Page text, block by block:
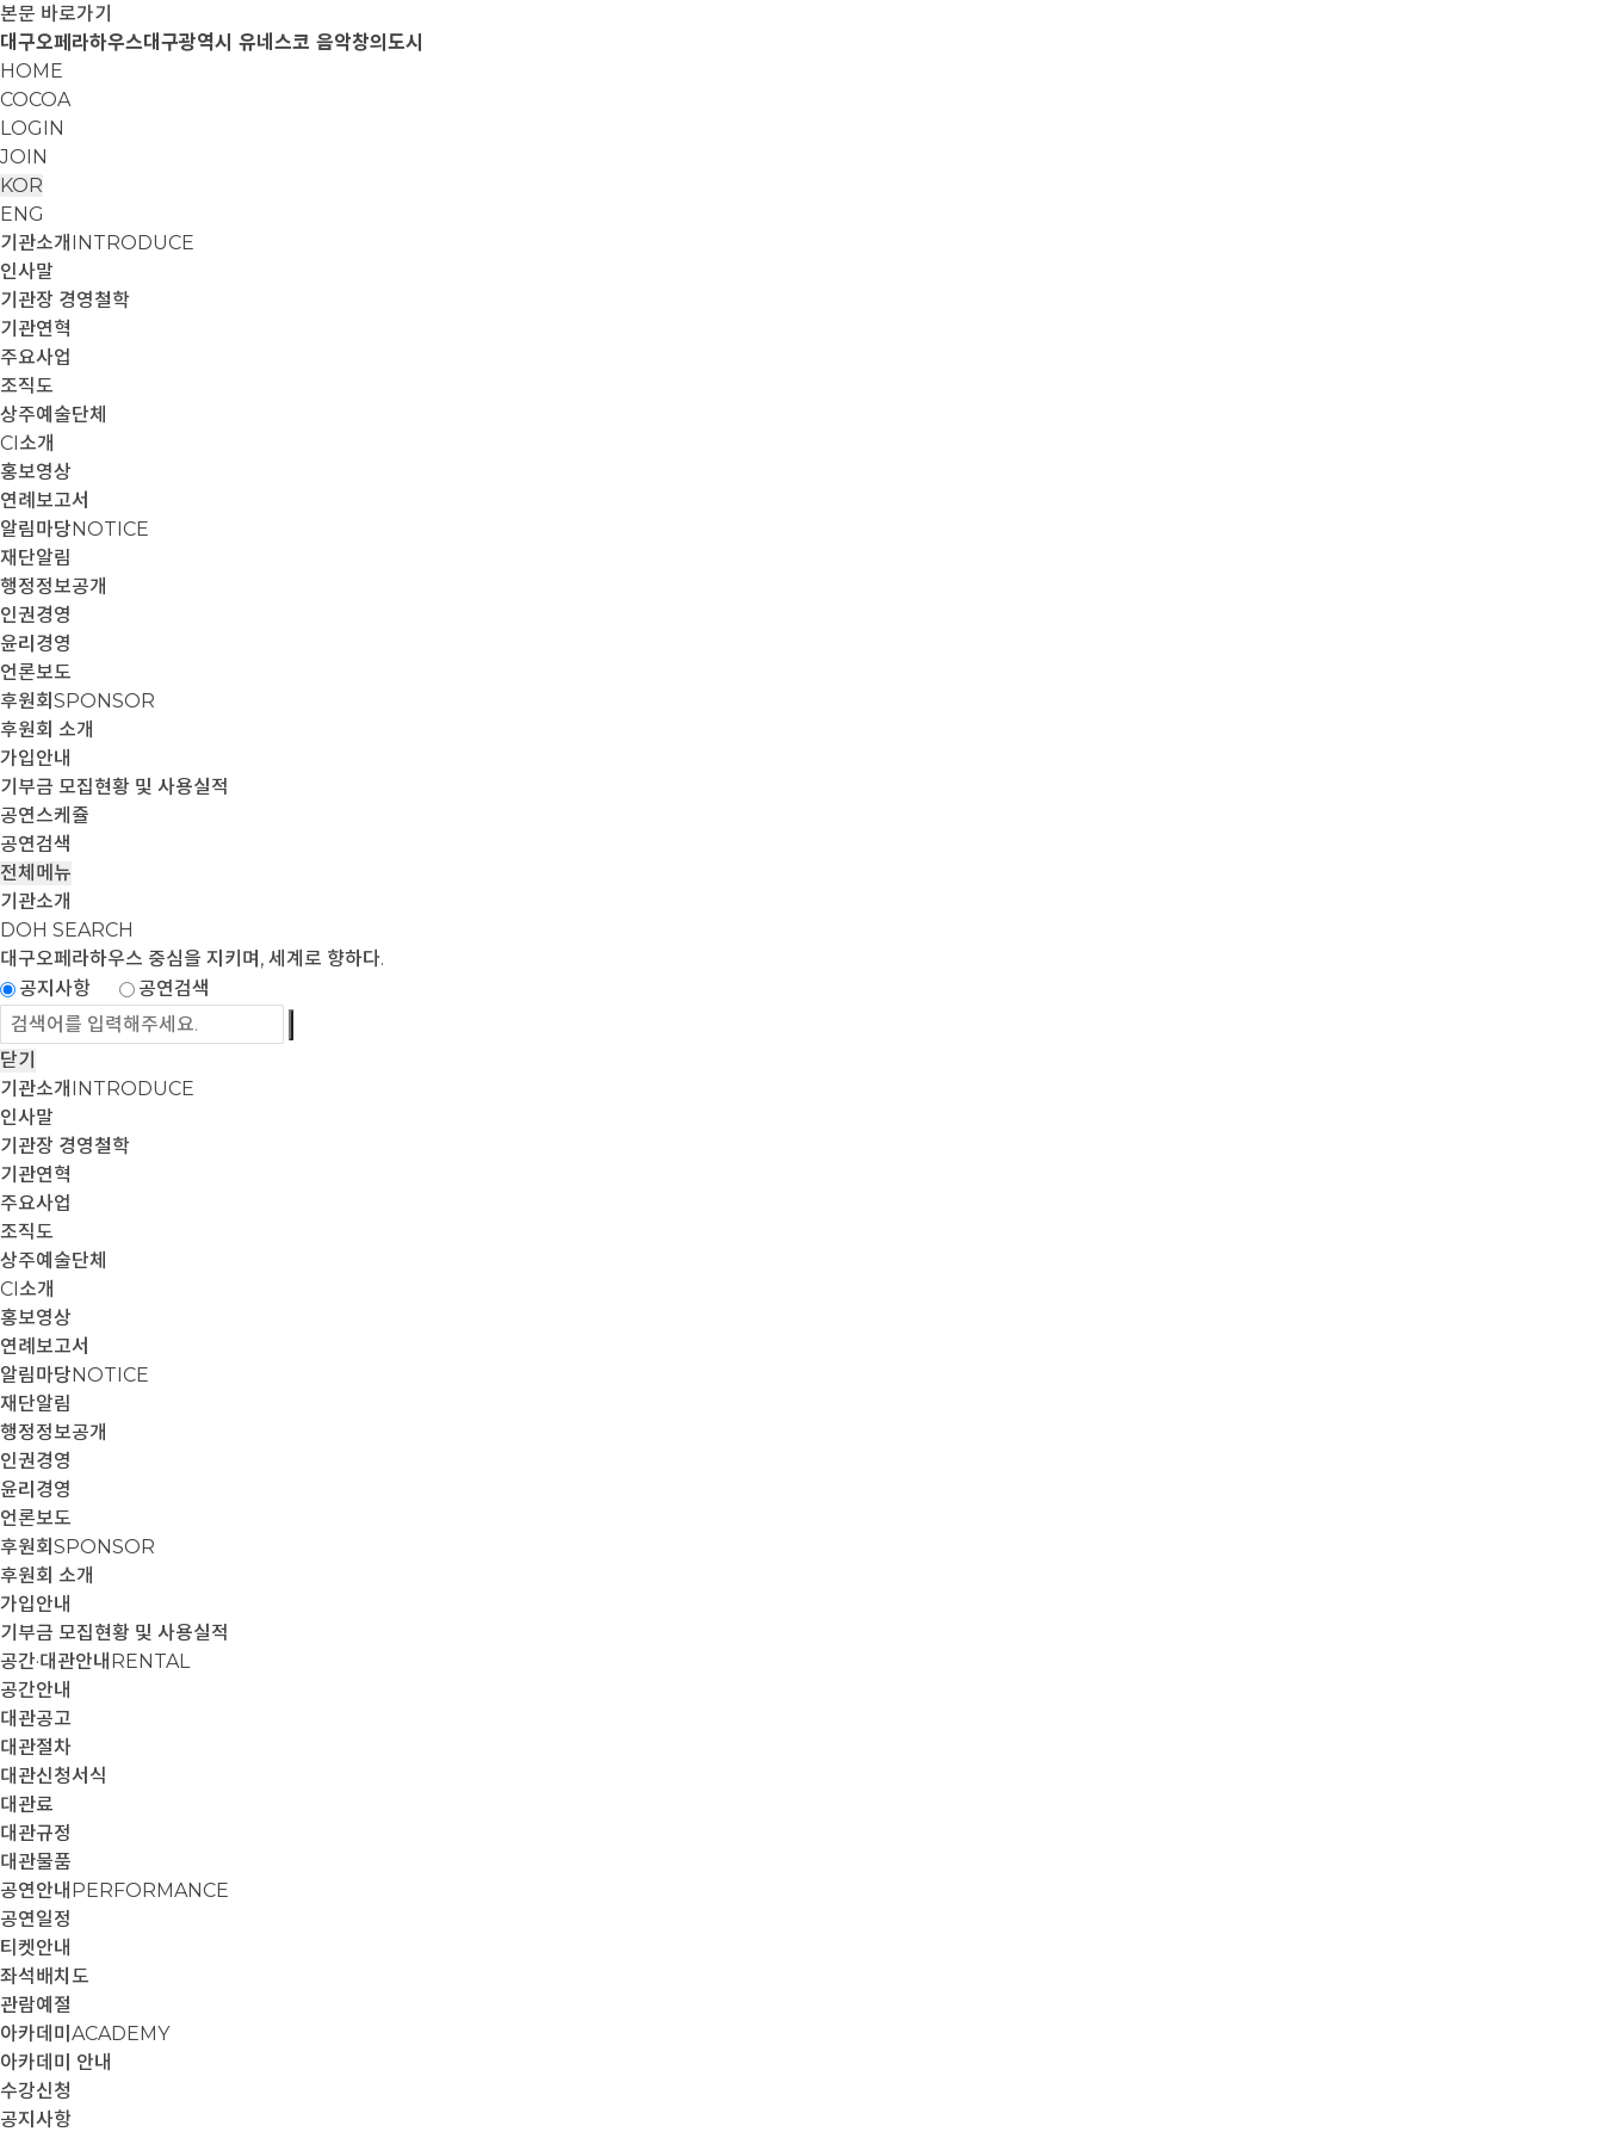
본문 바로가기
대구오페라하우스대구광역시 유네스코 음악창의도시
HOME
COCOA
LOGIN
JOIN
KOR
ENG
기관소개 INTRODUCE
인사말
기관장 경영철학
기관연혁
주요사업
조직도
상주예술단체
CI소개
홍보영상
연례보고서
알림마당NOTICE
재단알림
행정정보공개
인권경영
윤리경영
언론보도
후원회 SPONSOR
후원회 소개
가입안내
기부금 모집현황 및 사용실적
공연스케쥴
공연검색
전체메뉴
기관소개
DOH SEARCH
대구오페라하우스 중심을 지키며, 세계로 향하다.
공지사항
공연검색
닫기
기관소개 INTRODUCE
인사말
기관장 경영철학
기관연혁
주요사업
조직도
상주예술단체
CI소개
홍보영상
연례보고서
알림마당NOTICE
재단알림
행정정보공개
인권경영
윤리경영
언론보도
후원회 SPONSOR
후원회 소개
가입안내
기부금 모집현황 및 사용실적
공간·대관안내 RENTAL
공간안내
대관공고
대관절차
대관신청서식
대관료
대관규정
대관물품
공연안내 PERFORMANCE
공연일정
티켓안내
좌석배치도
관람예절
아카데미 ACADEMY
아카데미 안내
수강신청
공지사항